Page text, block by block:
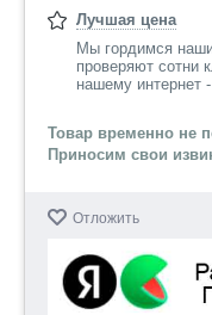
Лучшая цена
Мы гордимся
проверяют сотни
нашему интернет
Товар временно не
Приносим свои
Отложить